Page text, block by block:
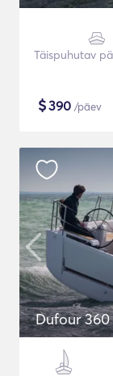
Täispuhutav
$390 /päev
Dufour